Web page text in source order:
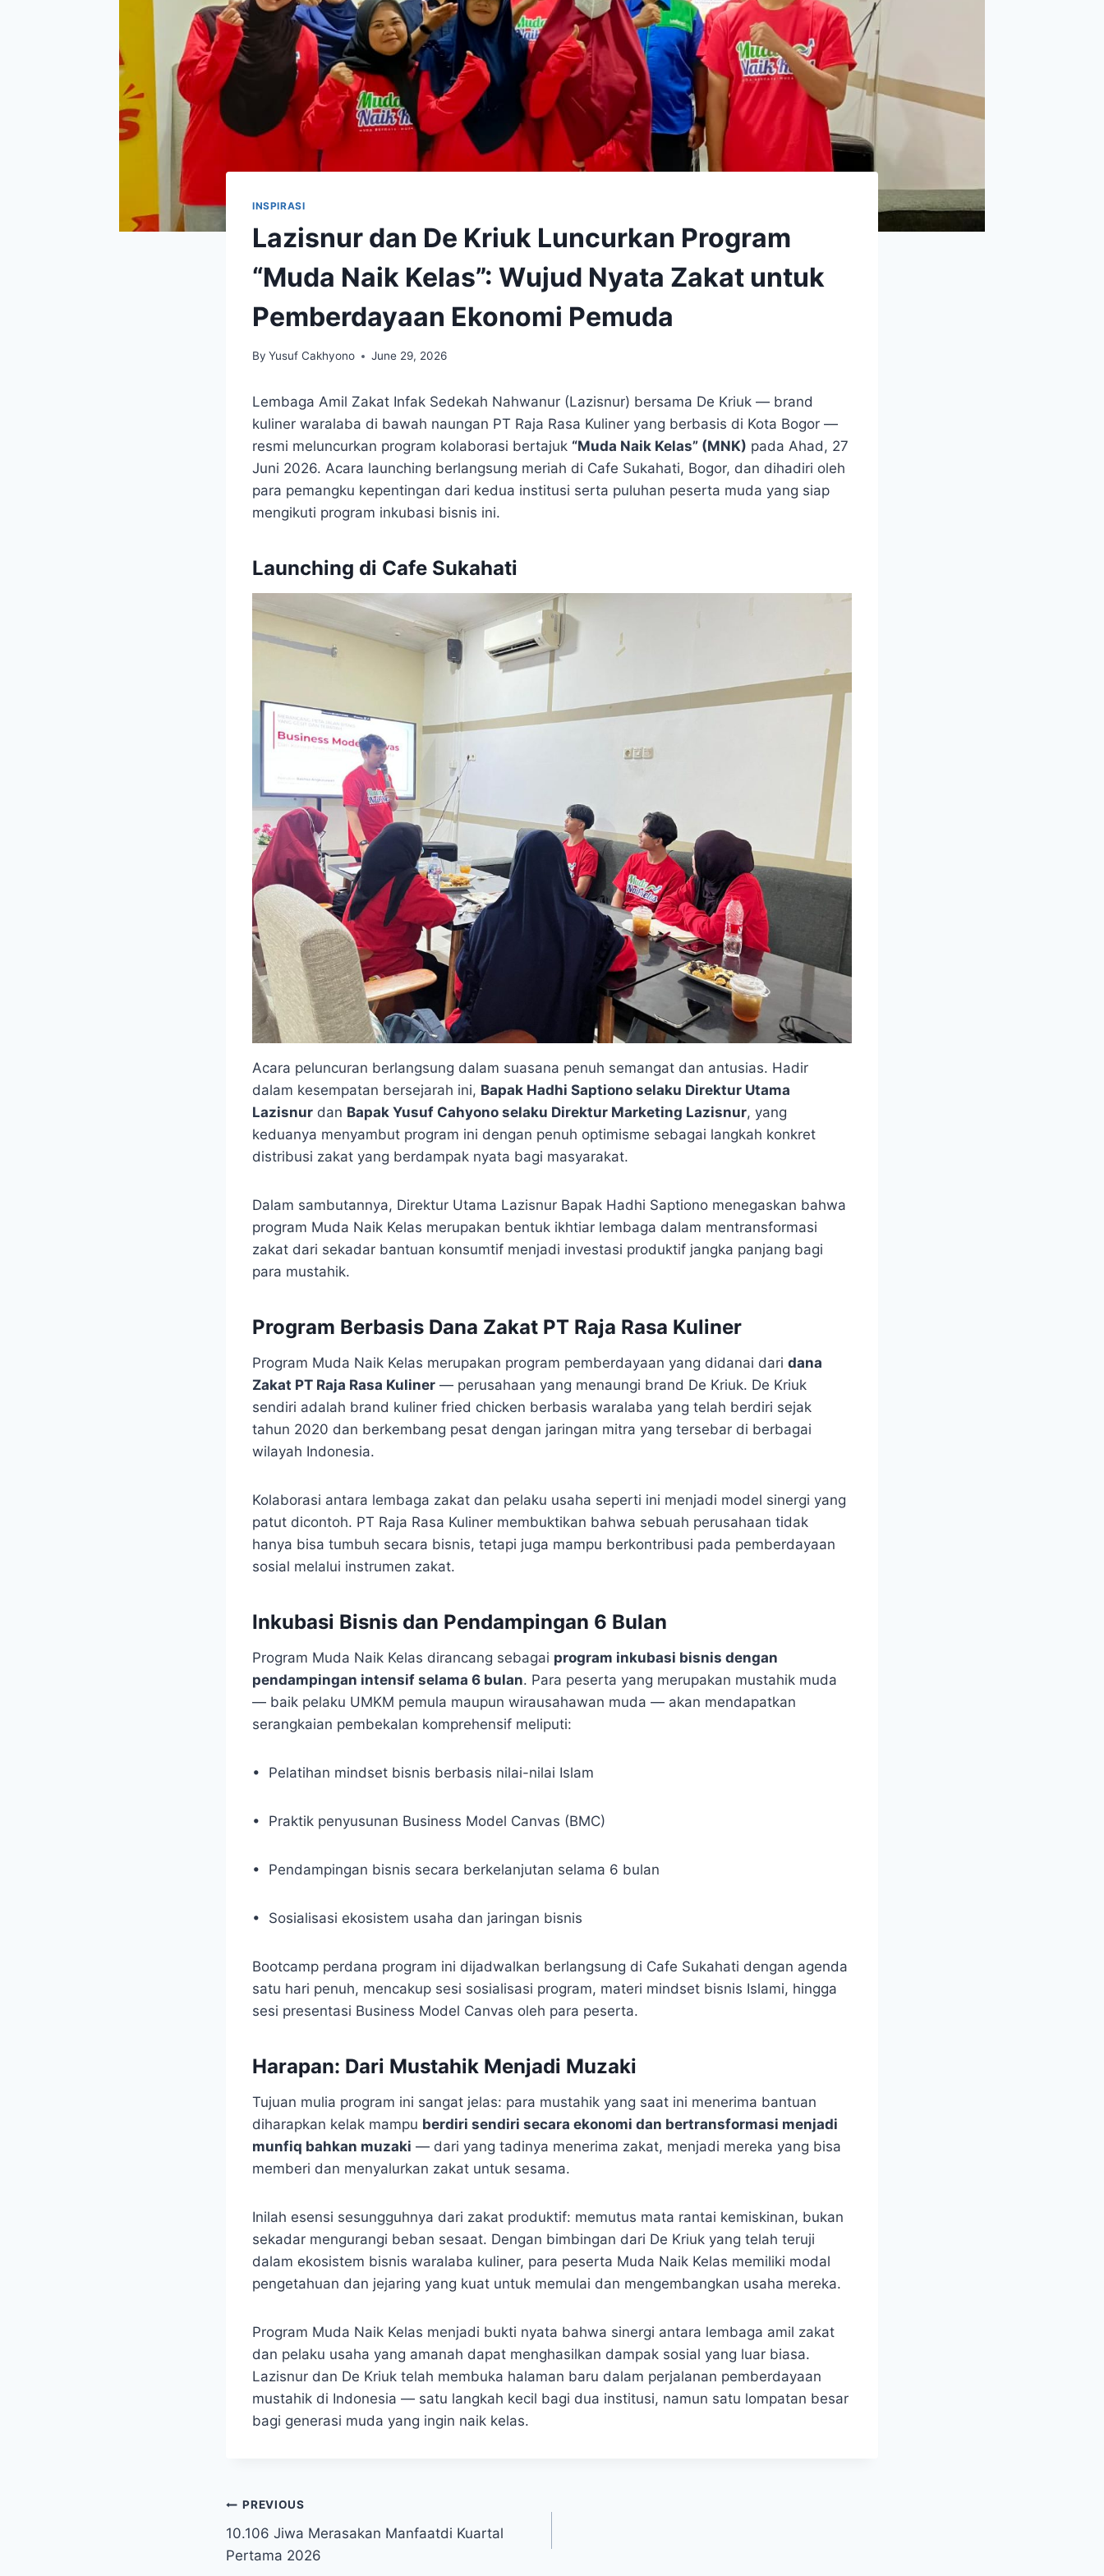
INSPIRASI
Lazisnur dan De Kriuk Luncurkan Program
“Muda Naik Kelas”: Wujud Nyata Zakat untuk
Pemberdayaan Ekonomi Pemuda
By Yusuf Cakhyono June 29, 2026
Lembaga Amil Zakat Infak Sedekah Nahwanur (Lazisnur) bersama De Kriuk — brand
kuliner waralaba di bawah naungan PT Raja Rasa Kuliner yang berbasis di Kota Bogor —
resmi meluncurkan program kolaborasi bertajuk “Muda Naik Kelas” (MNK) pada Ahad, 27
Juni 2026. Acara launching berlangsung meriah di Cafe Sukahati, Bogor, dan dihadiri oleh
para pemangku kepentingan dari kedua institusi serta puluhan peserta muda yang siap
mengikuti program inkubasi bisnis ini.
Launching di Cafe Sukahati
Acara peluncuran berlangsung dalam suasana penuh semangat dan antusias. Hadir
dalam kesempatan bersejarah ini, Bapak Hadhi Saptiono selaku Direktur Utama
Lazisnur dan Bapak Yusuf Cahyono selaku Direktur Marketing Lazisnur, yang
keduanya menyambut program ini dengan penuh optimisme sebagai langkah konkret
distribusi zakat yang berdampak nyata bagi masyarakat.
Dalam sambutannya, Direktur Utama Lazisnur Bapak Hadhi Saptiono menegaskan bahwa
program Muda Naik Kelas merupakan bentuk ikhtiar lembaga dalam mentransformasi
zakat dari sekadar bantuan konsumtif menjadi investasi produktif jangka panjang bagi
para mustahik.
Program Berbasis Dana Zakat PT Raja Rasa Kuliner
Program Muda Naik Kelas merupakan program pemberdayaan yang didanai dari dana
Zakat PT Raja Rasa Kuliner — perusahaan yang menaungi brand De Kriuk. De Kriuk
sendiri adalah brand kuliner fried chicken berbasis waralaba yang telah berdiri sejak
tahun 2020 dan berkembang pesat dengan jaringan mitra yang tersebar di berbagai
wilayah Indonesia.
Kolaborasi antara lembaga zakat dan pelaku usaha seperti ini menjadi model sinergi yang
patut dicontoh. PT Raja Rasa Kuliner membuktikan bahwa sebuah perusahaan tidak
hanya bisa tumbuh secara bisnis, tetapi juga mampu berkontribusi pada pemberdayaan
sosial melalui instrumen zakat.
Inkubasi Bisnis dan Pendampingan 6 Bulan
Program Muda Naik Kelas dirancang sebagai program inkubasi bisnis dengan
pendampingan intensif selama 6 bulan. Para peserta yang merupakan mustahik muda
— baik pelaku UMKM pemula maupun wirausahawan muda — akan mendapatkan
serangkaian pembekalan komprehensif meliputi:
• Pelatihan mindset bisnis berbasis nilai-nilai Islam
• Praktik penyusunan Business Model Canvas (BMC)
• Pendampingan bisnis secara berkelanjutan selama 6 bulan
• Sosialisasi ekosistem usaha dan jaringan bisnis
Bootcamp perdana program ini dijadwalkan berlangsung di Cafe Sukahati dengan agenda
satu hari penuh, mencakup sesi sosialisasi program, materi mindset bisnis Islami, hingga
sesi presentasi Business Model Canvas oleh para peserta.
Harapan: Dari Mustahik Menjadi Muzaki
Tujuan mulia program ini sangat jelas: para mustahik yang saat ini menerima bantuan
diharapkan kelak mampu berdiri sendiri secara ekonomi dan bertransformasi menjadi
munfiq bahkan muzaki — dari yang tadinya menerima zakat, menjadi mereka yang bisa
memberi dan menyalurkan zakat untuk sesama.
Inilah esensi sesungguhnya dari zakat produktif: memutus mata rantai kemiskinan, bukan
sekadar mengurangi beban sesaat. Dengan bimbingan dari De Kriuk yang telah teruji
dalam ekosistem bisnis waralaba kuliner, para peserta Muda Naik Kelas memiliki modal
pengetahuan dan jejaring yang kuat untuk memulai dan mengembangkan usaha mereka.
Program Muda Naik Kelas menjadi bukti nyata bahwa sinergi antara lembaga amil zakat
dan pelaku usaha yang amanah dapat menghasilkan dampak sosial yang luar biasa.
Lazisnur dan De Kriuk telah membuka halaman baru dalam perjalanan pemberdayaan
mustahik di Indonesia — satu langkah kecil bagi dua institusi, namun satu lompatan besar
bagi generasi muda yang ingin naik kelas.
Post
navigation
PREVIOUS
10.106 Jiwa Merasakan Manfaatdi Kuartal
Pertama 2026